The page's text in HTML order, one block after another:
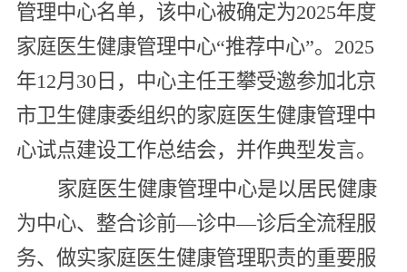
管理中心名单，该中心被确定为2025年度
家庭医生健康管理中心“推荐中心”。2025
年12月30日，中心主任王攀受邀参加北京
市卫生健康委组织的家庭医生健康管理中
心试点建设工作总结会，并作典型发言。
家庭医生健康管理中心是以居民健康
为中心、整合诊前—诊中—诊后全流程服
务、做实家庭医生健康管理职责的重要服